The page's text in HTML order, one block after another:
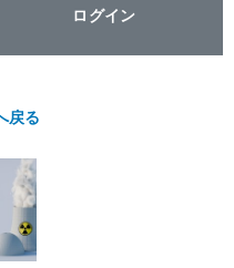
ログイン
戻る